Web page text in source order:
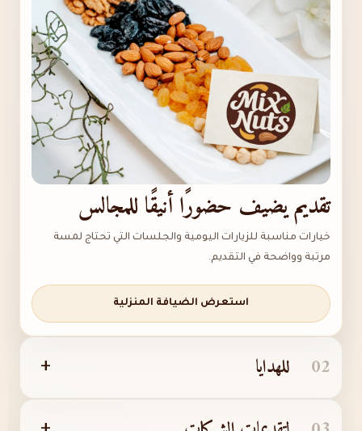
تقديم يضيف حضورًا أنيقًا للمجالس
خيارات مناسبة للزيارات اليومية والجلسات التي تحتاج لمسة
مرتبة وواضحة في التقديم.
استعرض الضيافة المنزلية
02 للهدايا +